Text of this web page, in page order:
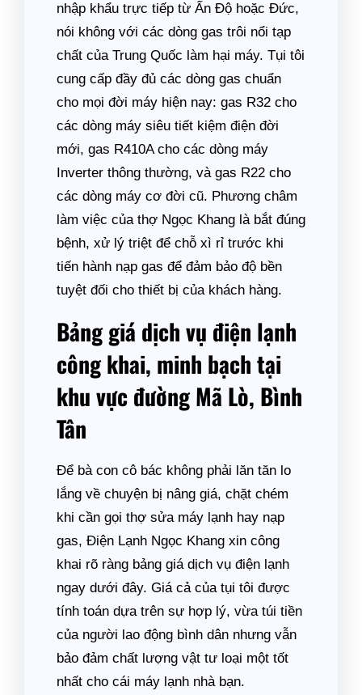
nhập khẩu trực tiếp từ Ấn Độ hoặc Đức,
nói không với các dòng gas trôi nổi tạp
chất của Trung Quốc làm hại máy. Tụi tôi
cung cấp đầy đủ các dòng gas chuẩn
cho mọi đời máy hiện nay: gas R32 cho
các dòng máy siêu tiết kiệm điện đời
mới, gas R410A cho các dòng máy
Inverter thông thường, và gas R22 cho
các dòng máy cơ đời cũ. Phương châm
làm việc của thợ Ngọc Khang là bắt đúng
bệnh, xử lý triệt để chỗ xì rỉ trước khi
tiến hành nạp gas để đảm bảo độ bền
tuyệt đối cho thiết bị của khách hàng.
Bảng giá dịch vụ điện lạnh
công khai, minh bạch tại
khu vực đường Mã Lò, Bình
Tân
Để bà con cô bác không phải lăn tăn lo
lắng về chuyện bị nâng giá, chặt chém
khi cần gọi thợ sửa máy lạnh hay nạp
gas, Điện Lạnh Ngọc Khang xin công
khai rõ ràng bảng giá dịch vụ điện lạnh
ngay dưới đây. Giá cả của tụi tôi được
tính toán dựa trên sự hợp lý, vừa túi tiền
của người lao động bình dân nhưng vẫn
bảo đảm chất lượng vật tư loại một tốt
nhất cho cái máy lạnh nhà bạn.